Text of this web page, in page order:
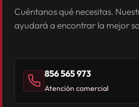
Cuéntanos qué necesitas.
ayudará a encontrar la mejor
856 565 973
Atención comercial